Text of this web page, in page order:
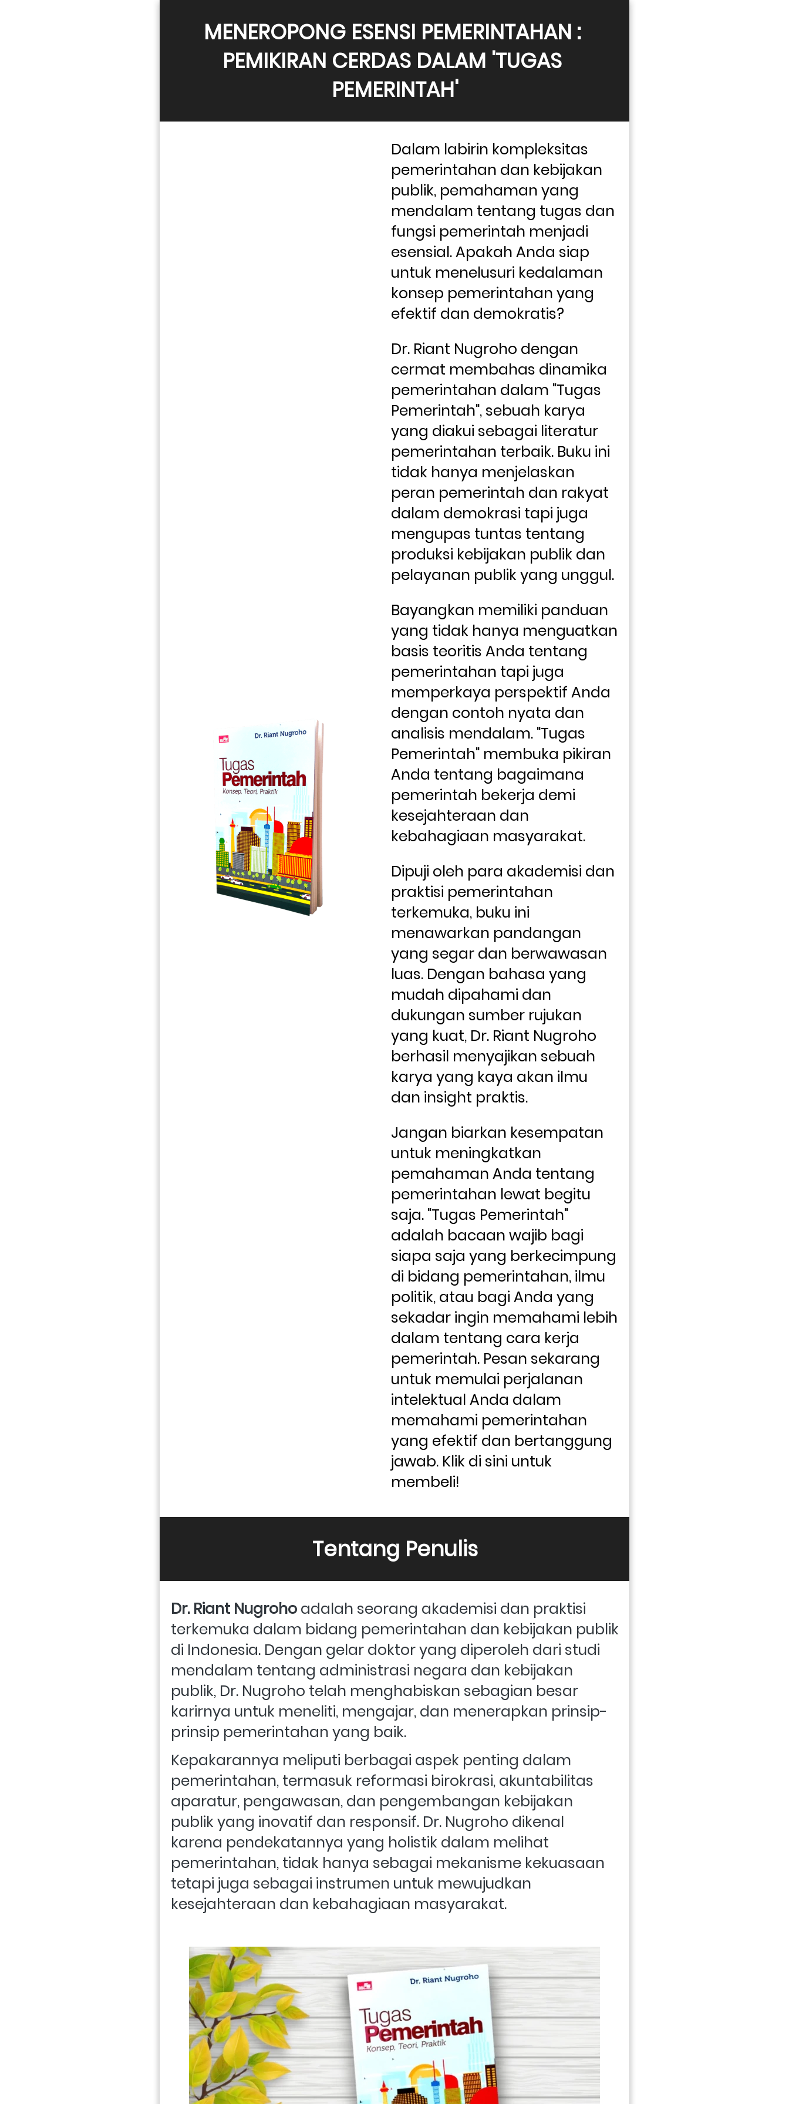
MENEROPONG ESENSI PEMERINTAHAN :
PEMIKIRAN CERDAS DALAM 'TUGAS
PEMERINTAH'
Dalam labirin kompleksitas
pemerintahan dan kebijakan
publik, pemahaman yang
mendalam tentang tugas dan
fungsi pemerintah menjadi
esensial. Apakah Anda siap
untuk menelusuri kedalaman
konsep pemerintahan yang
efektif dan demokratis?
Dr. Riant Nugroho dengan
cermat membahas dinamika
pemerintahan dalam "Tugas
Pemerintah", sebuah karya
yang diakui sebagai literatur
pemerintahan terbaik. Buku ini
tidak hanya menjelaskan
peran pemerintah dan rakyat
dalam demokrasi tapi juga
mengupas tuntas tentang
produksi kebijakan publik dan
pelayanan publik yang unggul.
Bayangkan memiliki panduan
yang tidak hanya menguatkan
basis teoritis Anda tentang
pemerintahan tapi juga
memperkaya perspektif Anda
dengan contoh nyata dan
analisis mendalam. "Tugas
Pemerintah" membuka pikiran
Anda tentang bagaimana
pemerintah bekerja demi
kesejahteraan dan
kebahagiaan masyarakat.
Dipuji oleh para akademisi dan
praktisi pemerintahan
terkemuka, buku ini
menawarkan pandangan
yang segar dan berwawasan
luas. Dengan bahasa yang
mudah dipahami dan
dukungan sumber rujukan
yang kuat, Dr. Riant Nugroho
berhasil menyajikan sebuah
karya yang kaya akan ilmu
dan insight praktis.
Jangan biarkan kesempatan
untuk meningkatkan
pemahaman Anda tentang
pemerintahan lewat begitu
saja. "Tugas Pemerintah"
adalah bacaan wajib bagi
siapa saja yang berkecimpung
di bidang pemerintahan, ilmu
politik, atau bagi Anda yang
sekadar ingin memahami lebih
dalam tentang cara kerja
pemerintah. Pesan sekarang
untuk memulai perjalanan
intelektual Anda dalam
memahami pemerintahan
yang efektif dan bertanggung
jawab. Klik di sini untuk
membeli!
Tentang Penulis
Dr. Riant Nugroho adalah seorang akademisi dan praktisi
terkemuka dalam bidang pemerintahan dan kebijakan publik
di Indonesia. Dengan gelar doktor yang diperoleh dari studi
mendalam tentang administrasi negara dan kebijakan
publik, Dr. Nugroho telah menghabiskan sebagian besar
karirnya untuk meneliti, mengajar, dan menerapkan prinsip-
prinsip pemerintahan yang baik.
Kepakarannya meliputi berbagai aspek penting dalam
pemerintahan, termasuk reformasi birokrasi, akuntabilitas
aparatur, pengawasan, dan pengembangan kebijakan
publik yang inovatif dan responsif. Dr. Nugroho dikenal
karena pendekatannya yang holistik dalam melihat
pemerintahan, tidak hanya sebagai mekanisme kekuasaan
tetapi juga sebagai instrumen untuk mewujudkan
kesejahteraan dan kebahagiaan masyarakat.